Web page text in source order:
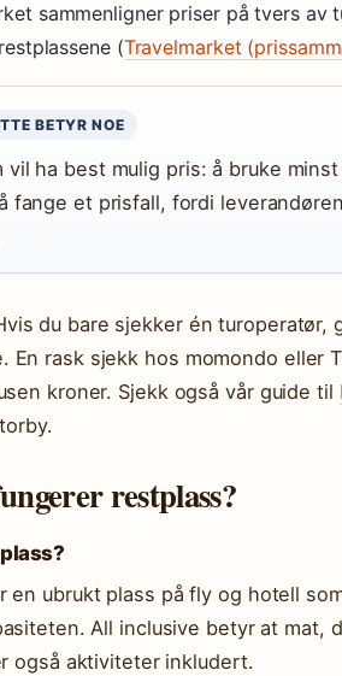
sammenligner priser på tvers
(Travelmarket
BETYR NOE
vil ha best mulig pris: å bruke
fange et prisfall, fordi
du bare sjekker én turoperatør,
En rask sjekk hos momondo eller
kroner. Sjekk også vår guide til
restplass?
en ubrukt plass på fly og hotell
All inclusive betyr at mat,
også aktiviteter inkludert.